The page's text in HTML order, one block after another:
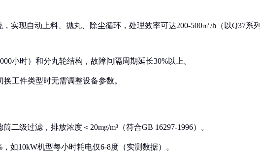
实现自动上料、抛丸、除尘循环，处理效率可达200-500㎡/h（以Q37系列
小时）和分丸轮结构，故障间隔周期延长30%以上。
工件类型时无需调整设备参数。
二级过滤，排放浓度＜20mg/m³（符合GB 16297-1996）。
如10kW机型每小时耗电仅6-8度（实测数据）。